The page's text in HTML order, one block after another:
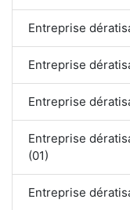
Entreprise
Entreprise
Entreprise
Entreprise
(01)
Entreprise